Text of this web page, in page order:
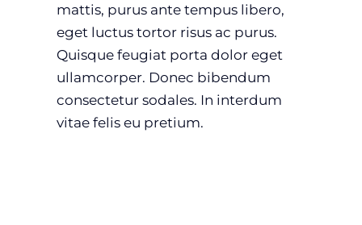
mattis, purus ante tempus libero,
eget luctus tortor risus ac purus.
Quisque feugiat porta dolor eget
ullamcorper. Donec bibendum
consectetur sodales. In interdum
vitae felis eu pretium.